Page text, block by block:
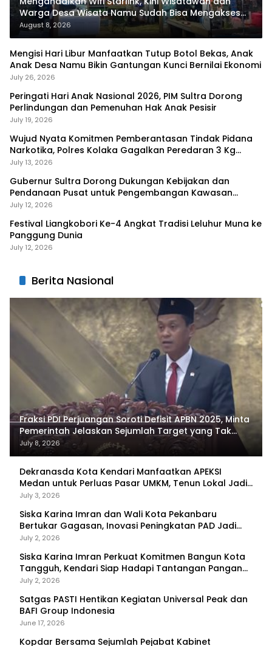
Warga Desa Wisata Namu Sudah Bisa Mengakses
Transaksi Digital
August 8, 2026
Mengisi Hari Libur Manfaatkan Tutup Botol Bekas, Anak
Anak Desa Namu Bikin Gantungan Kunci Bernilai Ekonomi
July 26, 2026
Peringati Hari Anak Nasional 2026, PIM Sultra Dorong
Perlindungan dan Pemenuhan Hak Anak Pesisir
July 19, 2026
Wujud Nyata Komitmen Pemberantasan Tindak Pidana
Narkotika, Polres Kolaka Gagalkan Peredaran 3 Kg
Sabu-Sabu
July 13, 2026
Gubernur Sultra Dorong Dukungan Kebijakan dan
Pendanaan Pusat untuk Pengembangan Kawasan
Liangkobhori
July 12, 2026
Festival Liangkobori Ke-4 Angkat Tradisi Leluhur Muna ke
Panggung Dunia
July 12, 2026
Berita Nasional
Fraksi PDI Perjuangan Soroti Defisit APBN 2025, Minta
Pemerintah Jelaskan Sejumlah Target yang Tak
Tercapai
July 8, 2026
Dekranasda Kota Kendari Manfaatkan APEKSI
Medan untuk Perluas Pasar UMKM, Tenun Lokal Jadi
Primadona
July 3, 2026
Siska Karina Imran dan Wali Kota Pekanbaru
Bertukar Gagasan, Inovasi Peningkatan PAD Jadi
Fokus Diskusi
July 2, 2026
Siska Karina Imran Perkuat Komitmen Bangun Kota
Tangguh, Kendari Siap Hadapi Tantangan Pangan
dan Bencana
July 2, 2026
Satgas PASTI Hentikan Kegiatan Universal Peak dan
BAFI Group Indonesia
June 17, 2026
Kopdar Bersama Sejumlah Pejabat Kabinet